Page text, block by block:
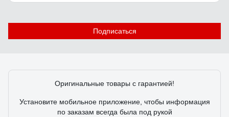
Подписаться
Оригинальные товары с гарантией!
Установите мобильное приложение, чтобы информация
по заказам всегда была под рукой